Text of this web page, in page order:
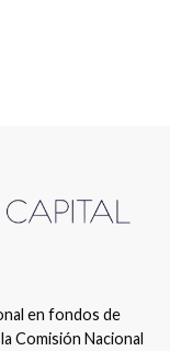
en fondos de
Comisión Nacional